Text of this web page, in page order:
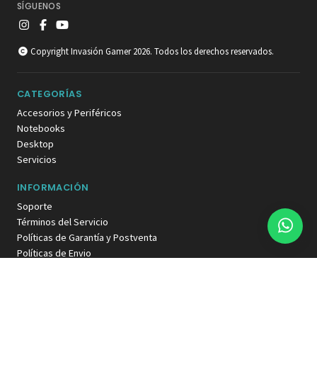
SÍGUENOS
Copyright Invasión Gamer 2026. Todos los derechos reservados.
CATEGORÍAS
Accesorios y Periféricos
Notebooks
Desktop
Servicios
INFORMACIÓN
Soporte
Términos del Servicio
Políticas de Garantía y Postventa
Políticas de Envio